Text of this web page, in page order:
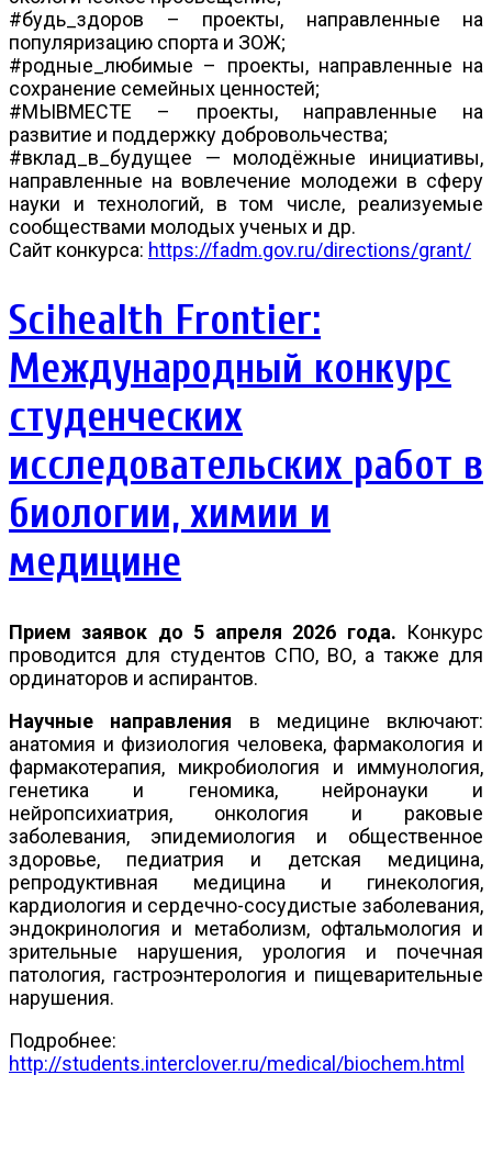
#будь_здоров – проекты, направленные на
популяризацию спорта и ЗОЖ;
#родные_любимые – проекты, направленные на
сохранение семейных ценностей;
#МЫВМЕСТЕ – проекты, направленные на
развитие и поддержку добровольчества;
#вклад_в_будущее — молодёжные инициативы,
направленные на вовлечение молодежи в сферу
науки и технологий, в том числе, реализуемые
сообществами молодых ученых и др.
Сайт конкурса: https://fadm.gov.ru/directions/grant/
Scihealth Frontier:
Международный конкурс
студенческих
исследовательских работ в
биологии, химии и
медицине
Прием заявок до 5 апреля 2026 года. Конкурс
проводится для студентов СПО, ВО, а также для
ординаторов и аспирантов.
Научные направления в медицине включают:
анатомия и физиология человека, фармакология и
фармакотерапия, микробиология и иммунология,
генетика и геномика, нейронауки и
нейропсихиатрия, онкология и раковые
заболевания, эпидемиология и общественное
здоровье, педиатрия и детская медицина,
репродуктивная медицина и гинекология,
кардиология и сердечно-сосудистые заболевания,
эндокринология и метаболизм, офтальмология и
зрительные нарушения, урология и почечная
патология, гастроэнтерология и пищеварительные
нарушения.
Подробнее:
http://students.interclover.ru/medical/biochem.html